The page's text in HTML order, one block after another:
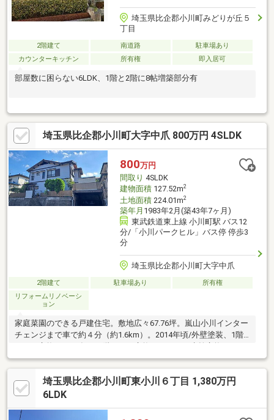
埼玉県比企郡小川町みどりが丘５
丁目
2階建て 南道路
駐車場あり
カウンターキッチン
所有権 即入居可
部屋数に困らない6LDK、1階と2階に8帖増築部分有
埼玉県比企郡小川町大字中爪 800万円 4SLDK
800万円
間取り 4SLDK
建物面積127.52m2
土地面積224.01m2
築年月 1983年2月(築43年7ヶ月)
東武鉄道東上線 小川町駅 バス12
分/「小川パークヒル」バス停 停歩3
分
埼玉県比企郡小川町大字中爪
2階建て 駐車場あり
所有権
リフォームリノベーシ
ョン
家庭菜園のできる戸建住宅。敷地広々67.76坪。嵐山小川インター
チェンジまで車で約４分（約1.6km）。2014年頃/外壁塗装、1階
埼玉県比企郡小川町東小川６丁目 1,380万円
6LDK